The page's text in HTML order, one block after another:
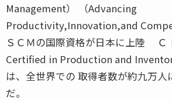
Management） （Advancing
Productivity,Innovation,and
ＳＣＭの国際資格が日本に上陸 Ｃ
Certified in Production and
は、全世界での 取得者数が約九万人
だ。